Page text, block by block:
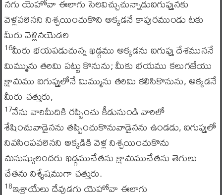
వెళ్లవలెనని నిశ్చయించుకొని అక్కడనే కాపురముండు టకు
మీరు వెళ్లినయెడల
16మీరు భయపడుచున్న ఖడ్గము అక్కడను ఐగుప్తు దేశముననే
మిమ్మును తరిమి పట్టు కొనును; మీకు భయము కలుగజేయు
క్షామము ఐగుప్తులోనే మిమ్మును తరిమి కలిసికొనును, అక్కడనే
మీరు చత్తురు,
17నేను వారిమీదికి రప్పించు కీడునుండి వారిలో
శేషించువాడైనను తప్పించుకొనువాడైనను ఉండడు, ఐగుప్తులో
నివసింపవలెనని అక్కడికి వెళ్ల నిశ్చయించుకొను
మనుష్యులందరు ఖడ్గముచేతను క్షామముచేతను తెగులు
చేతను నిశ్శేషముగా చత్తురు.
18ఇశ్రాయేలు దేవుడగు యెహోవా ఈలాగు